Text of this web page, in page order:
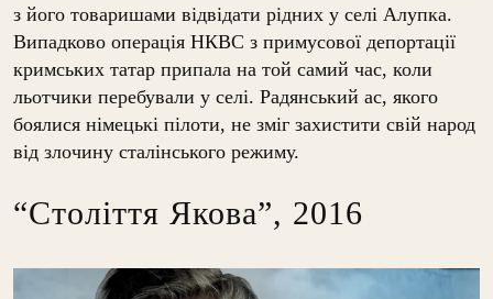
з його товаришами відвідати рідних у селі Алупка.
Випадково операція НКВС з примусової депортації
кримських татар припала на той самий час, коли
льотчики перебували у селі. Радянський ас, якого
боялися німецькі пілоти, не зміг захистити свій народ
від злочину сталінського режиму.
“Століття Якова”, 2016